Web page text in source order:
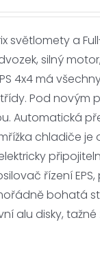
světlomety a
silný
4x4 má
Pod novým
Automatická
chladiče
řízení
bohatá
alu disky,